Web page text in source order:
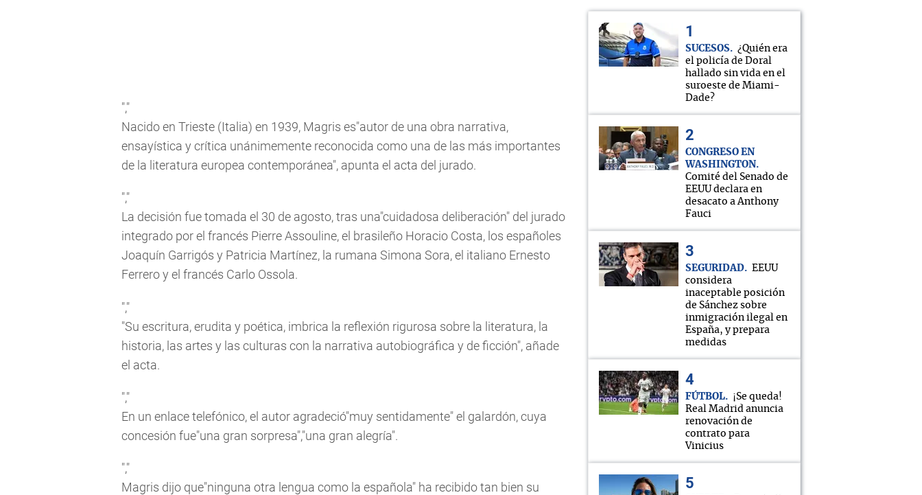
","
Nacido en Trieste (Italia) en 1939, Magris es"autor de una obra narrativa,
ensayística y crítica unánimemente reconocida como una de las más importantes
de la literatura europea contemporánea", apunta el acta del jurado.
","
La decisión fue tomada el 30 de agosto, tras una"cuidadosa deliberación" del jurado
integrado por el francés Pierre Assouline, el brasileño Horacio Costa, los españoles
Joaquín Garrigós y Patricia Martínez, la rumana Simona Sora, el italiano Ernesto
Ferrero y el francés Carlo Ossola.
","
"Su escritura, erudita y poética, imbrica la reflexión rigurosa sobre la literatura, la
historia, las artes y las culturas con la narrativa autobiográfica y de ficción", añade
el acta.
","
En un enlace telefónico, el autor agradeció"muy sentidamente" el galardón, cuya
concesión fue"una gran sorpresa","una gran alegría".
","
Magris dijo que"ninguna otra lengua como la española" ha recibido tan bien su
SUCESOS
¿Quién era
el policía de Doral
hallado sin vida en el
suroeste de Miami-
Dade?
CONGRESO EN
WASHINGTON
Comité del Senado de
EEUU declara en
desacato a Anthony
Fauci
SEGURIDAD
EEUU
considera
inaceptable posición
de Sánchez sobre
inmigración ilegal en
España, y prepara
medidas
FÚTBOL
¡Se queda!
Real Madrid anuncia
renovación de
contrato para
Vinicius